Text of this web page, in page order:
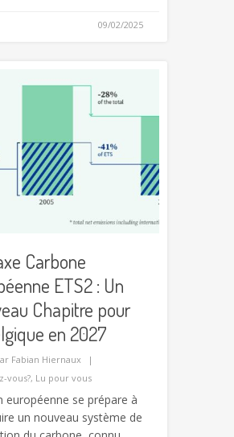
09/02/2025
Carbone
ETS2 : Un
Chapitre pour
en 2027
Fabian Hiernaux
vous?, Lu pour vous
européenne se prépare à
un nouveau système de